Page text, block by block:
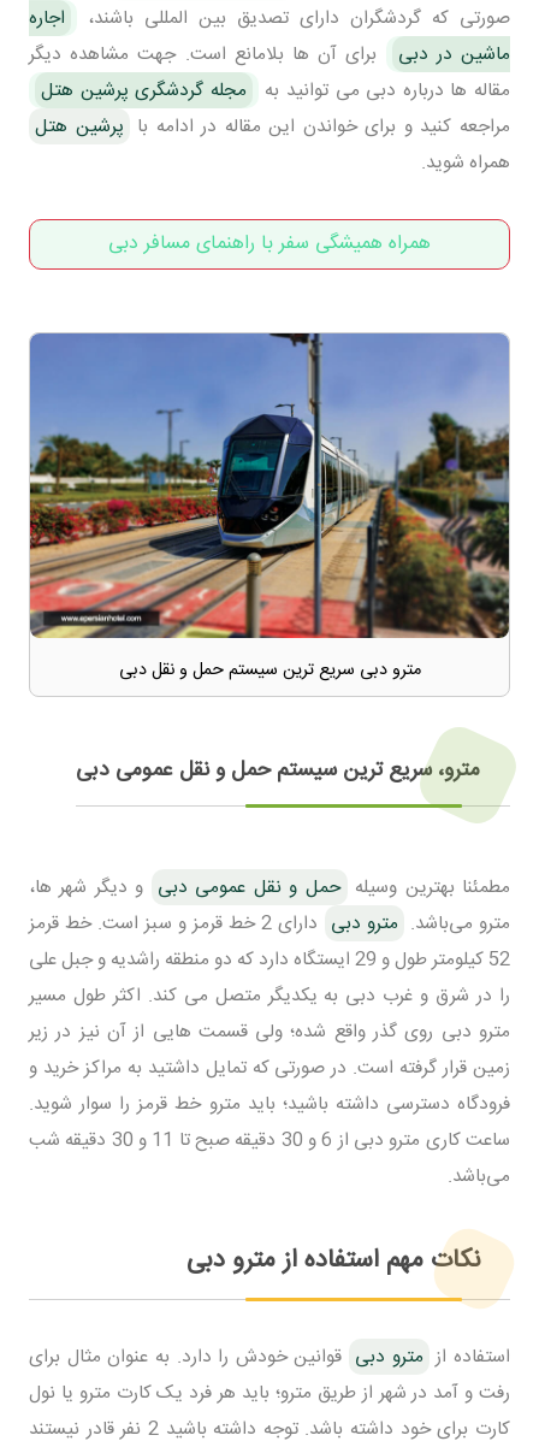
صورتی که گردشگران دارای تصدیق بین المللی باشند،
اجاره
ماشین در دبی
برای آن ها بلامانع است. جهت مشاهده دیگر
مقاله ها درباره دبی می توانید به
مجله گردشگری پرشین هتل
مراجعه کنید و برای خواندن این مقاله در ادامه با پرشین هتل
همراه شوید.
همراه همیشگی سفر با راهنمای مسافر دبی
مترو دبی سریع ترین سیستم حمل و نقل دبی
مترو، سریع ترین سیستم حمل و نقل عمومی دبی
مطمئنا بهترین وسیله حمل و نقل عمومی دبی و دیگر شهر ها،
مترو می‌باشد. مترو دبی
دارای 2 خط قرمز و سبز است. خط قرمز
52 کیلومتر طول و 29 ایستگاه دارد که دو منطقه راشدیه و جبل علی
را در شرق و غرب دبی به یکدیگر متصل می کند. اکثر طول مسیر
مترو دبی روی گذر واقع شده؛ ولی قسمت هایی از آن نیز در زیر
زمین قرار گرفته است. در صورتی که تمایل داشتید به مراکز خرید و
فرودگاه دسترسی داشته باشید؛ باید مترو خط قرمز را سوار شوید.
ساعت کاری مترو دبی از 6 و 30 دقیقه صبح تا 11 و 30 دقیقه شب
می‌باشد.
نکات مهم استفاده از مترو دبی
استفاده از مترو دبی قوانین خودش را دارد. به عنوان مثال برای
رفت و آمد در شهر از طریق مترو؛ باید هر فرد یک کارت مترو یا نول
کارت برای خود داشته باشد. توجه داشته باشید 2 نفر قادر نیستند